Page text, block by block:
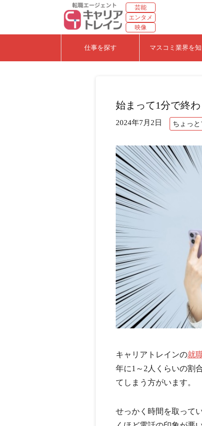
芸能
エンタメ
映像
仕事を探す マスコミ業界を
始まって1分で終
2024年7月2日 ちょっと
キャリアトレインの就
年に1～2人くらいの割
てしまう方がいます。
せっかく時間を取って